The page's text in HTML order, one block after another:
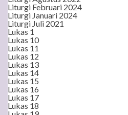
Liturgi Februari 2024
Liturgi Januari 2024
Liturgi Juli 2021
Lukas 1
Lukas 10
Lukas 11
Lukas 12
Lukas 13
Lukas 14
Lukas 15
Lukas 16
Lukas 17
Lukas 18